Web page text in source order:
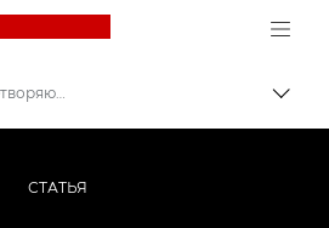
Canon Logo, back to
Профессиональная фото- и видеосъемка
фотоисторий, олицетворяющих 2020 год
СТАТЬЯ